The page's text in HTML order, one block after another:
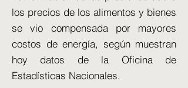
los precios de los alimentos y bienes
se vio compensada por mayores
costos de energía, según muestran
hoy datos de la Oficina de
Estadísticas Nacionales.